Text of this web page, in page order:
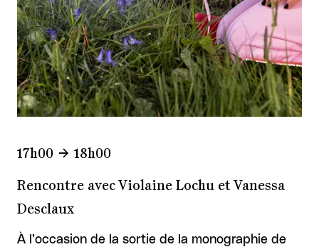
Rencontre avec Violaine Lochu et Vanessa
Desclaux
17h00 18h00
À l’occasion de la sortie de la monographie de